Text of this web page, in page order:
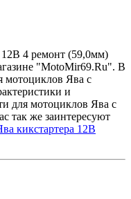
4 ремонт (59,0мм)
"MotoMir69.Ru". В
мотоциклов Ява с
и
для мотоциклов Ява с
так же заинтересуют
кикстартера 12В